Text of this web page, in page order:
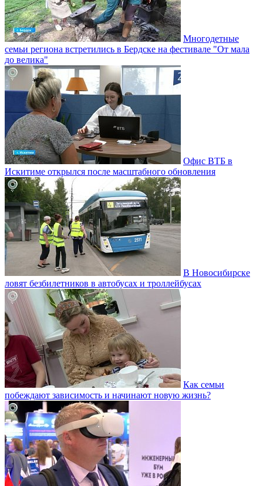
Многодетные
семьи региона встретились в Бердске на фестивале "От мала
до велика"
Офис ВТБ в
Искитиме открылся после масштабного обновления
В Новосибирске
ловят безбилетников в автобусах и троллейбусах
Как семьи
побеждают зависимость и начинают новую жизнь?